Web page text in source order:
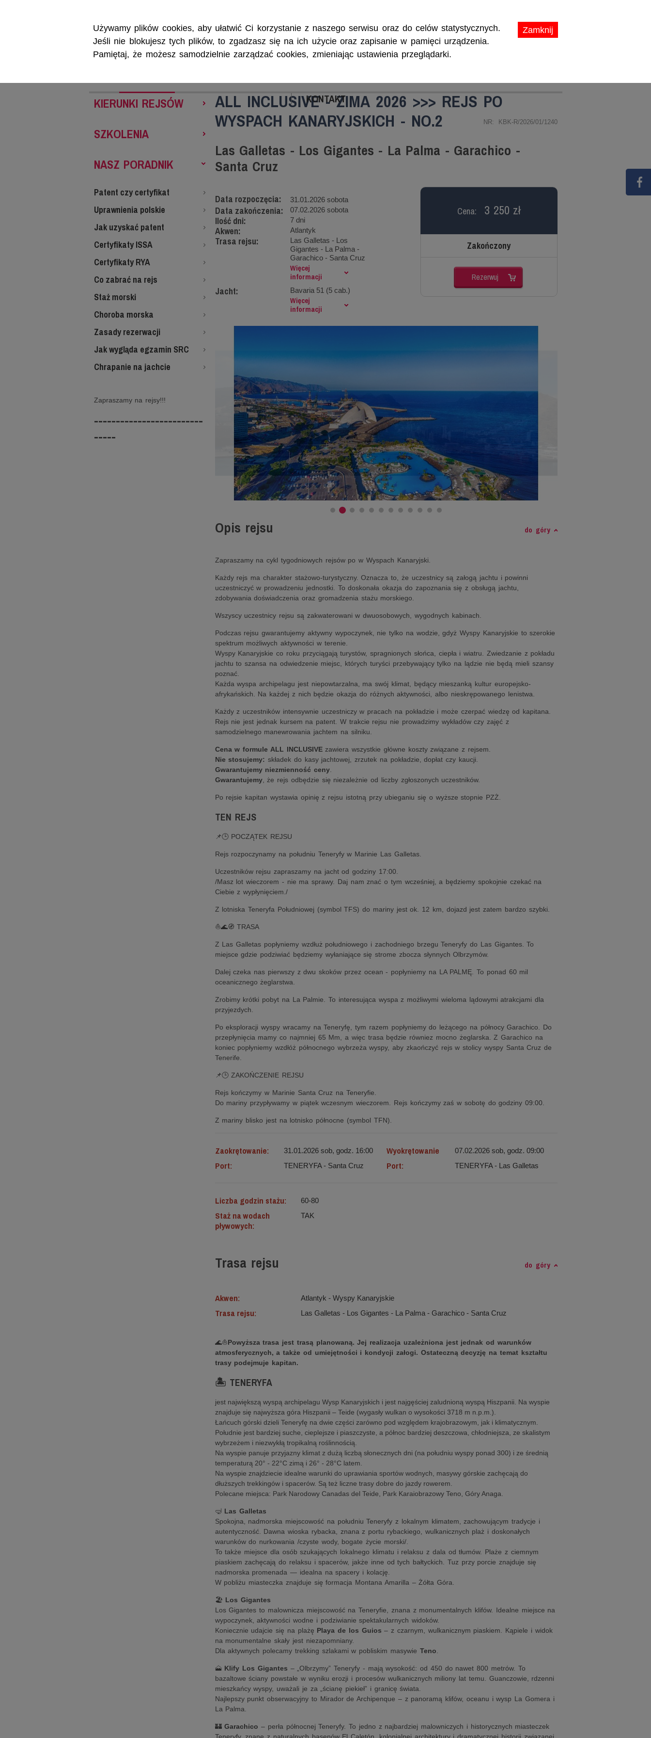
Zamknij
Używamy plików cookies, aby ułatwić Ci korzystanie z naszego serwisu oraz do celów statystycznych.
Jeśli nie blokujesz tych plików, to zgadzasz się na ich użycie oraz zapisanie w pamięci urządzenia.
Pamiętaj, że możesz samodzielnie zarządzać cookies, zmieniając ustawienia przeglądarki.
KONTAKT
Rejsy morskie i śródlądowe, szkolenia żeglarskie, patenty i certyfikaty.
ALL INCLUSIVE - ZIMA 2026 >>> REJS PO
WYSPACH KANARYJSKICH - NO.2
NR: KBK-R/2026/01/1240
Las Galletas - Los Gigantes - La Palma - Garachico -
Santa Cruz
Data rozpoczęcia: 31.01.2026 sobota
Data zakończenia: 07.02.2026 sobota
Ilość dni: 7 dni
Akwen: Atlantyk
Trasa rejsu:
Las Galletas - Los
Gigantes - La Palma -
Garachico - Santa Cruz
Więcej
informacji
Jacht: Bavaria 51 (5 cab.)
Więcej
informacji
Cena: 3 250 zł
Zakończony
Rezerwuj
Opis rejsu do góry
Zapraszamy na cykl tygodniowych rejsów po w Wyspach Kanaryjski.
Każdy rejs ma charakter stażowo-turystyczny. Oznacza to, że uczestnicy są załogą jachtu i powinni
uczestniczyć w prowadzeniu jednostki. To doskonała okazja do zapoznania się z obsługą jachtu,
zdobywania doświadczenia oraz gromadzenia stażu morskiego.
Wszyscy uczestnicy rejsu są zakwaterowani w dwuosobowych, wygodnych kabinach.
Podczas rejsu gwarantujemy aktywny wypoczynek, nie tylko na wodzie, gdyż Wyspy Kanaryjskie to szerokie
spektrum możliwych aktywności w terenie.
Wyspy Kanaryjskie co roku przyciągają turystów, spragnionych słońca, ciepła i wiatru. Zwiedzanie z pokładu
jachtu to szansa na odwiedzenie miejsc, których turyści przebywający tylko na lądzie nie będą mieli szansy
poznać.
Każda wyspa archipelagu jest niepowtarzalna, ma swój klimat, będący mieszanką kultur europejsko-
afrykańskich. Na każdej z nich będzie okazja do różnych aktywności, albo nieskrępowanego lenistwa.
Każdy z uczestników intensywnie uczestniczy w pracach na pokładzie i może czerpać wiedzę od kapitana.
Rejs nie jest jednak kursem na patent. W trakcie rejsu nie prowadzimy wykładów czy zajęć z
samodzielnego manewrowania jachtem na silniku.
Cena w formule ALL INCLUSIVEzawiera wszystkie główne koszty związane z rejsem.
Nie stosujemy: składek do kasy jachtowej, zrzutek na pokładzie, dopłat czy kaucji.
Gwarantujemy niezmienność ceny
Gwarantujemy, że rejs odbędzie się niezależnie od liczby zgłoszonych uczestników.
Po rejsie kapitan wystawia opinię z rejsu istotną przy ubieganiu się o wyższe stopnie PZŻ.
TEN REJS
📌🕒 POCZĄTEK REJSU
Rejs rozpoczynamy na południu Teneryfy w Marinie Las Galletas.
Uczestników rejsu zapraszamy na jacht od godziny 17:00.
/Masz lot wieczorem - nie ma sprawy. Daj nam znać o tym wcześniej, a będziemy spokojnie czekać na
Ciebie z wypłynięciem./
Z lotniska Teneryfa Południowej (symbol TFS) do mariny jest ok. 12 km, dojazd jest zatem bardzo szybki.
⛵🌊🧭 TRASA
Z Las Galletas popłyniemy wzdłuż południowego i zachodniego brzegu Teneryfy do Las Gigantes. To
miejsce gdzie podziwiać będziemy wyłaniające się strome zbocza słynnych Olbrzymów.
Dalej czeka nas pierwszy z dwu skoków przez ocean - popłyniemy na LA PALMĘ. To ponad 60 mil
oceanicznego żeglarstwa.
Zrobimy krótki pobyt na La Palmie. To interesująca wyspa z możliwymi wieloma lądowymi atrakcjami dla
przyjezdych.
Po eksploracji wyspy wracamy na Teneryfę, tym razem popłyniemy do leżącego na północy Garachico. Do
przepłynięcia mamy co najmniej 65 Mm, a więc trasa będzie równiez mocno żeglarska. Z Garachico na
koniec popłyniemy wzdłóż północnego wybrzeża wyspy, aby zkaończyć rejs w stolicy wyspy Santa Cruz de
Tenerife.
📌🕒 ZAKOŃCZENIE REJSU
Rejs kończymy w Marinie Santa Cruz na Teneryfie.
Do mariny przypływamy w piątek wczesnym wieczorem. Rejs kończymy zaś w sobotę do godziny 09:00.
Z mariny blisko jest na lotnisko północne (symbol TFN).
Zaokrętowanie: 31.01.2026 sob, godz. 16:00 Wyokrętowanie 07.02.2026 sob, godz. 09:00
Port: TENERYFA - Santa Cruz Port: TENERYFA - Las Galletas
Liczba godzin stażu: 60-80
Staż na wodach
pływowych:
TAK
Trasa rejsu do góry
Akwen: Atlantyk ‐ Wyspy Kanaryjskie
Trasa rejsu: Las Galletas - Los Gigantes - La Palma - Garachico - Santa Cruz
🌊⛵Powyższa trasa jest trasą planowaną. Jej realizacja uzależniona jest jednak od warunków
atmosferycznych, a także od umiejętności i kondycji załogi. Ostateczną decyzję na temat kształtu
trasy podejmuje kapitan.
🏝️ TENERYFA
jest największą wyspą archipelagu Wysp Kanaryjskich i jest najgęściej zaludnioną wyspą Hiszpanii. Na wyspie
znajduje się najwyższa góra Hiszpanii – Teide (wygasły wulkan o wysokości 3718 m n.p.m.).
Łańcuch górski dzieli Teneryfę na dwie części zarówno pod względem krajobrazowym, jak i klimatycznym.
Południe jest bardziej suche, cieplejsze i piaszczyste, a północ bardziej deszczowa, chłodniejsza, ze skalistym
wybrzeżem i niezwykłą tropikalną roślinnością.
Na wyspie panuje przyjazny klimat z dużą liczbą słonecznych dni (na południu wyspy ponad 300) i ze średnią
temperaturą 20° - 22°C zimą i 26° - 28°C latem.
Na wyspie znajdziecie idealne warunki do uprawiania sportów wodnych, masywy górskie zachęcają do
dłuższych trekkingów i spacerów. Są też liczne trasy dobre do jazdy rowerem.
Polecane miejsca: Park Narodowy Canadas del Teide, Park Karaiobrazowy Teno, Góry Anaga.
🤿 Las Galletas
Spokojna, nadmorska miejscowość na południu Teneryfy z lokalnym klimatem, zachowującym tradycje i
autentyczność. Dawna wioska rybacka, znana z portu rybackiego, wulkanicznych plaż i doskonałych
warunków do nurkowania /czyste wody, bogate życie morski/.
To także miejsce dla osób szukających lokalnego klimatu i relaksu z dala od tłumów. Plaże z ciemnym
piaskiem zachęcają do relaksu i spacerów, jakże inne od tych bałtyckich. Tuz przy porcie znajduje się
nadmorska promenada — idealna na spacery i kolację.
W pobliżu miasteczka znajduje się formacja Montana Amarilla – Żółta Góra.
🏖️ Los Gigantes
Los Gigantes to malownicza miejscowość na Teneryfie, znana z monumentalnych klifów. Idealne miejsce na
wypoczynek, aktywności wodne i podziwianie spektakularnych widoków.
Koniecznie udajcie się na plażę Playa de los Guios – z czarnym, wulkanicznym piaskiem. Kąpiele i widok
na monumentalne skały jest niezapomniany.
Dla aktywnych polecamy trekking szlakami w pobliskim masywie Teno
🗻 Klify Los Gigantes – „Olbrzymy” Teneryfy - mają wysokość: od 450 do nawet 800 metrów. To
bazaltowe ściany powstałe w wyniku erozji i procesów wulkanicznych miliony lat temu. Guanczowie, rdzenni
mieszkańcy wyspy, uważali je za „ścianę piekieł” i granicę świata.
Najlepszy punkt obserwacyjny to Mirador de Archipenque – z panoramą klifów, oceanu i wysp La Gomera i
La Palma.
🏰Garachico – perła północnej Teneryfy. To jedno z najbardziej malowniczych i historycznych miasteczek
KIERUNKI REJSÓW
SZKOLENIA
NASZ PORADNIK
Patent czy certyfikat
Uprawnienia polskie
Jak uzyskać patent
Certyfikaty ISSA
Certyfikaty RYA
Co zabrać na rejs
Staż morski
Choroba morska
Zasady rezerwacji
Jak wygląda egzamin SRC
Chrapanie na jachcie
Zapraszamy na rejsy!!!
-------------------------
-----